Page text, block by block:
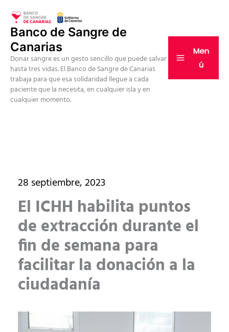
contenido
Banco de Sangre de
Canarias
Donar sangre es un gesto sencillo que puede salvar
hasta tres vidas. El Banco de Sangre de Canarias
trabaja para que esa solidaridad llegue a cada
paciente que la necesita, en cualquier isla y en
cualquier momento.
Men
ú
28 septiembre, 2023
El ICHH habilita puntos
de extracción durante el
fin de semana para
facilitar la donación a la
ciudadanía